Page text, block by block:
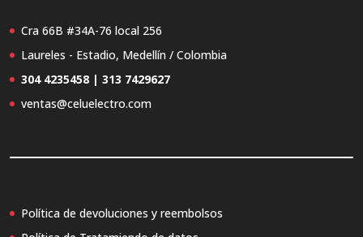
Cra 66B #34A-76 local 256
Laureles - Estadio, Medellín / Colombia
304 4235458 | 313 7429627
ventas@celuelectro.com
Política de devoluciones y reembolsos